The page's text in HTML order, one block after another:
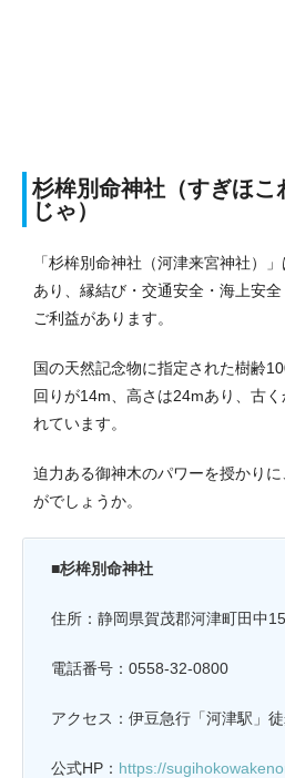
杉桙別命神社（すぎほこ
じゃ）
「杉桙別命神社（河津来宮神社）
あり、縁結び・交通安全・海上安
ご利益があります。
国の天然記念物に指定された樹齢
回りが14m、高さは24mあり、古
れています。
迫力ある御神木のパワーを授かり
がでしょうか。
■杉桙別命神社
住所：静岡県賀茂郡河津町田中
電話番号：0558-32-0800
アクセス：伊豆急行「河津駅」
公式HP： https://